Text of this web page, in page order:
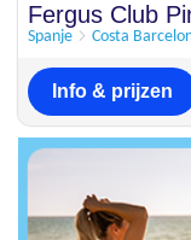
Fergus Club
Spanje Costa
Info & prijzen